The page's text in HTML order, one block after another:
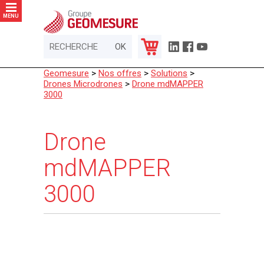
MENU
Geomesure > Nos offres > Solutions >
Drones Microdrones > Drone mdMAPPER
3000
Drone
mdMAPPER
3000
Panneau de gestion des cookies